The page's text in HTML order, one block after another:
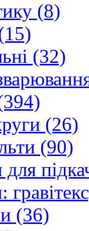
(8)
(32)
(26)
(90)
для
(36)